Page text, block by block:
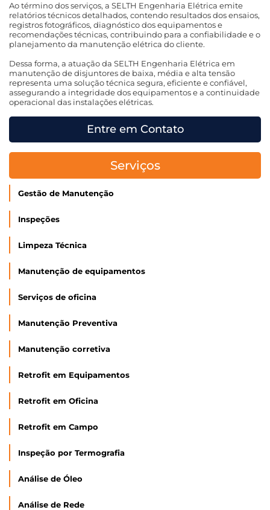
Ao término dos serviços, a SELTH Engenharia Elétrica emite
relatórios técnicos detalhados, contendo resultados dos ensaios,
registros fotográficos, diagnóstico dos equipamentos e
recomendações técnicas, contribuindo para a confiabilidade e o
planejamento da manutenção elétrica do cliente.
Dessa forma, a atuação da SELTH Engenharia Elétrica em
manutenção de disjuntores de baixa, média e alta tensão
representa uma solução técnica segura, eficiente e confiável,
assegurando a integridade dos equipamentos e a continuidade
operacional das instalações elétricas.
Entre em Contato
Serviços
Gestão de Manutenção
Inspeções
Limpeza Técnica
Manutenção de equipamentos
Serviços de oficina
Manutenção Preventiva
Manutenção corretiva
Retrofit em Equipamentos
Retrofit em Oficina
Retrofit em Campo
Inspeção por Termografia
Análise de Óleo
Análise de Rede